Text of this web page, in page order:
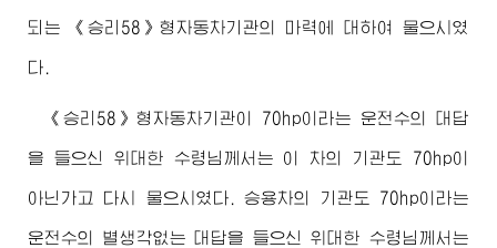
되는 《승리58》형자동차기관의 마력에 대하여 물으시였
다.
《승리58》형자동차기관이 70hp이라는 운전수의 대답
을 들으신 위대한 수령님께서 는 이 차의 기관도 70hp이
아닌가고 다시 물으시였다. 승용차의 기관도 70hp이라는
운전수의 별생각없는 대답을 들으신위대한 수령님께서는